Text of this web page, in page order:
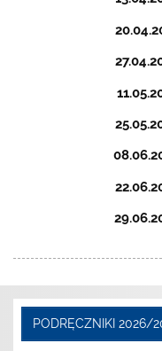
PODRĘCZNIKI 2026/